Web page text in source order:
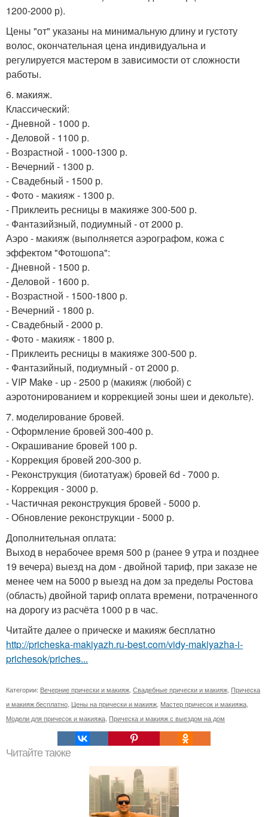
1200-2000 р).
Цены "от" указаны на минимальную длину и густоту
волос, окончательная цена индивидуальна и
регулируется мастером в зависимости от сложности
работы.
6. макияж.
Классический:
- Дневной - 1000 р.
- Деловой - 1100 р.
- Возрастной - 1000-1300 р.
- Вечерний - 1300 р.
- Свадебный - 1500 р.
- Фото - макияж - 1300 р.
- Приклеить ресницы в макияже 300-500 р.
- Фантазийзный, подиумный - от 2000 р.
Аэро - макияж (выполняется аэрографом, кожа с
эффектом "Фотошопа":
- Дневной - 1500 р.
- Деловой - 1600 р.
- Возрастной - 1500-1800 р.
- Вечерний - 1800 р.
- Свадебный - 2000 р.
- Фото - макияж - 1800 р.
- Приклеить ресницы в макияже 300-500 р.
- Фантазийный, подиумный - от 2000 р.
- VIP Make - up - 2500 р (макияж (любой) с
аэротонированием и коррекцией зоны шеи и декольте).
7. моделирование бровей.
- Оформление бровей 300-400 р.
- Окрашивание бровей 100 р.
- Коррекция бровей 200-300 р.
- Реконструкция (биотатуаж) бровей 6d - 7000 р.
- Коррекция - 3000 р.
- Частичная реконструкция бровей - 5000 р.
- Обновление реконструкции - 5000 р.
Дополнительная оплата:
Выход в нерабочее время 500 р (ранее 9 утра и позднее
19 вечера) выезд на дом - двойной тариф, при заказе не
менее чем на 5000 р выезд на дом за пределы Ростова
(область) двойной тариф оплата времени, потраченного
на дорогу из расчёта 1000 р в час.
Читайте далее о прическе и макияж бесплатно
http://pricheska-makiyazh.ru-best.com/vidy-makiyazha-i-
prichesok/priches...
Категории: Вечерние прически и макияж Свадебные прически и макияж Прическа
и макияж бесплатно Цены на прически и макияж Мастер причесок и макияжа
Модели для причесок и макияжа Прическа и макияж с выездом на дом
Читайте также